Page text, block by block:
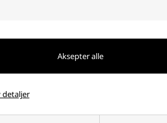
detaljer
opplagt valg for både private og
produkter
L92 AAA-batterier er ikke oppladbare
i kompakte formater for klokker,